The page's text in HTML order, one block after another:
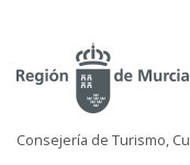
Consejería de Turismo,